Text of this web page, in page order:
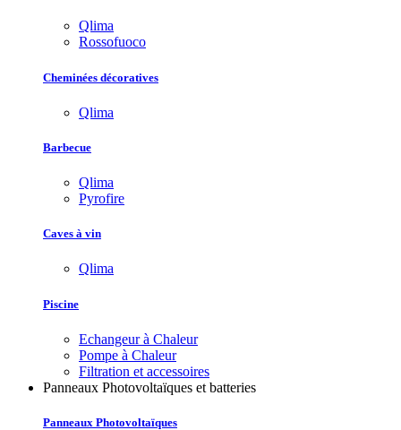
Qlima
Rossofuoco
Cheminées décoratives
Qlima
Barbecue
Qlima
Pyrofire
Caves à vin
Qlima
Piscine
Echangeur à Chaleur
Pompe à Chaleur
Filtration et accessoires
Panneaux Photovoltaïques et batteries
Panneaux Photovoltaïques